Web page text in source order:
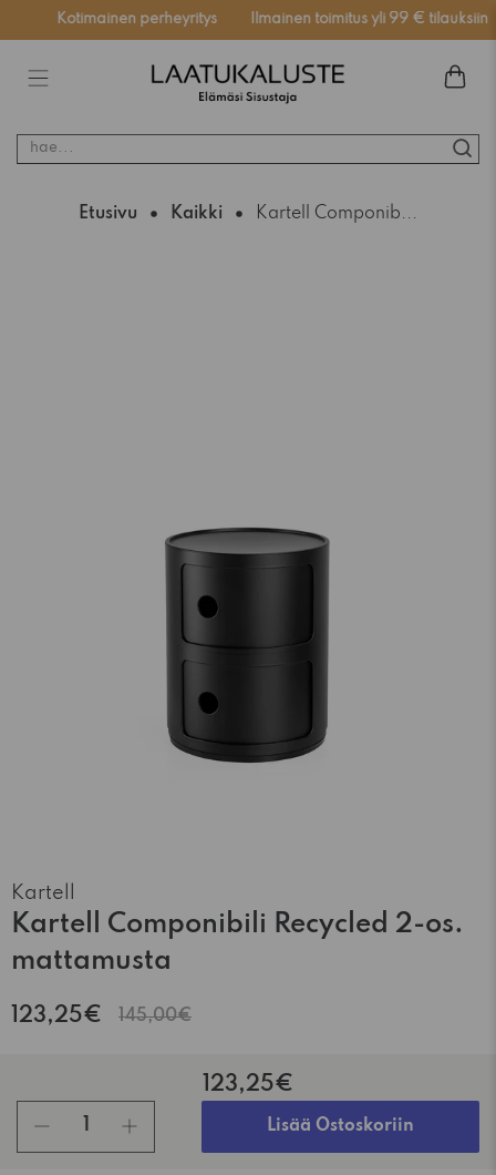
Kotimainen perheyritys Ilmainen toimitus yli 99 € tilauksiin
hae...
Etusivu Kaikki Kartell Componib...
Kartell
Kartell Componibili Recycled 2-os.
mattamusta
123,25€ 145,00€
123,25€
Lisää Ostoskoriin